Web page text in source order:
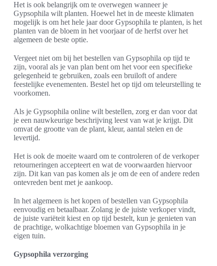
Het is ook belangrijk om te overwegen wanneer je
Gypsophila wilt planten. Hoewel het in de meeste klimaten
mogelijk is om het hele jaar door Gypsophila te planten, is het
planten van de bloem in het voorjaar of de herfst over het
algemeen de beste optie.
Vergeet niet om bij het bestellen van Gypsophila op tijd te
zijn, vooral als je van plan bent om het voor een specifieke
gelegenheid te gebruiken, zoals een bruiloft of andere
feestelijke evenementen. Bestel het op tijd om teleurstelling te
voorkomen.
Als je Gypsophila online wilt bestellen, zorg er dan voor dat
je een nauwkeurige beschrijving leest van wat je krijgt. Dit
omvat de grootte van de plant, kleur, aantal stelen en de
levertijd.
Het is ook de moeite waard om te controleren of de verkoper
retourneringen accepteert en wat de voorwaarden hiervoor
zijn. Dit kan van pas komen als je om de een of andere reden
ontevreden bent met je aankoop.
In het algemeen is het kopen of bestellen van Gypsophila
eenvoudig en betaalbaar. Zolang je de juiste verkoper vindt,
de juiste variëteit kiest en op tijd bestelt, kun je genieten van
de prachtige, wolkachtige bloemen van Gypsophila in je
eigen tuin.
Gypsophila verzorging